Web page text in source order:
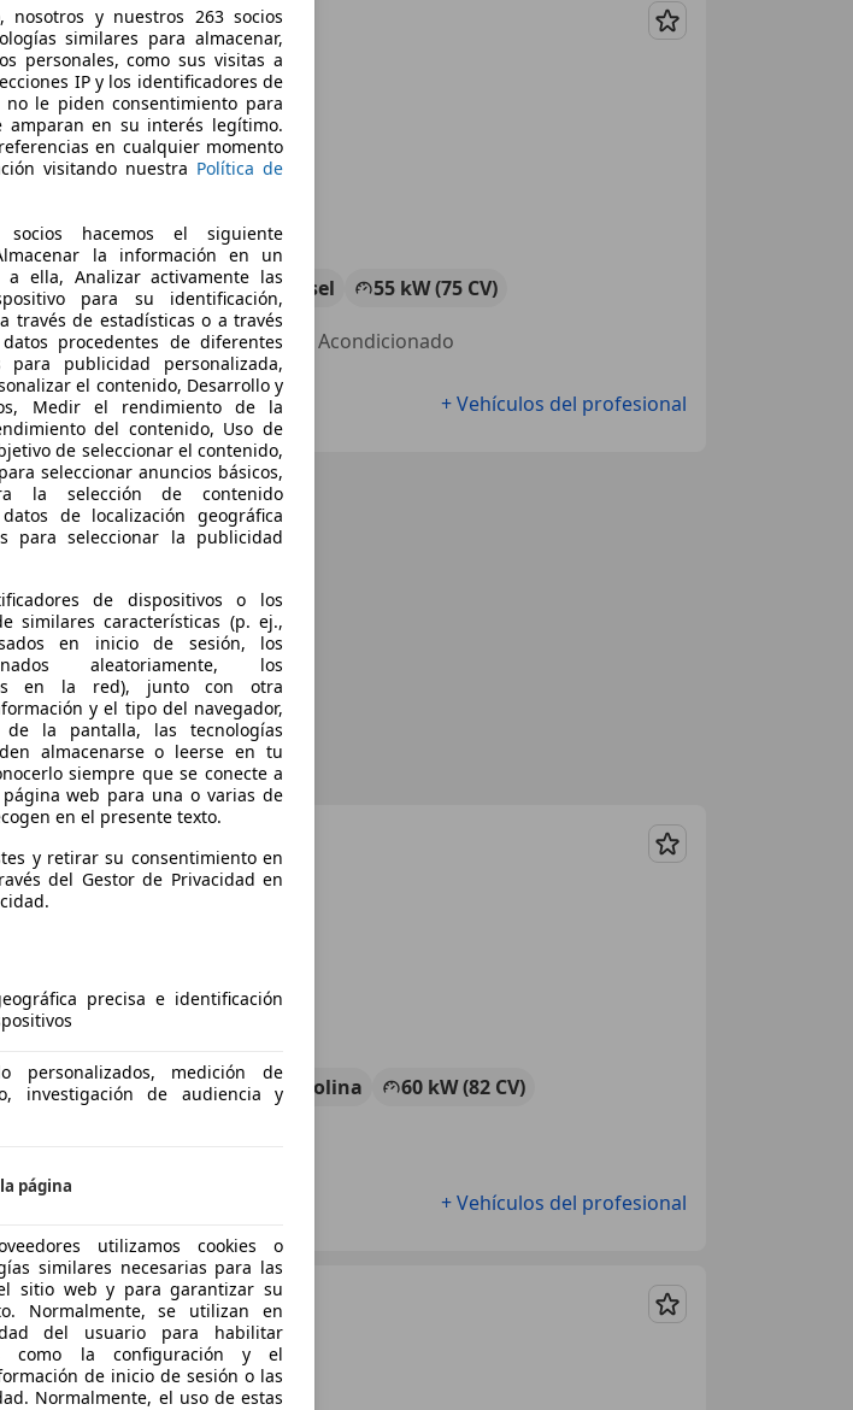
Guardar
€ 8.570 Buenprecio
01/2018 77.466 km Diésel
55 kW (75 CV)
Elevalunas eléctrico, Aire Acondicionado
+ Vehículos del profesional
Guardar
01/2022 17.336 km Gasolina
60 kW (82 CV)
financiación!
+ Vehículos del profesional
Guardar
€ 8.700 Buenprecio
nosotros y nuestros 263 socios
similares para almacenar,
personales, como sus visitas a
IP y los identificadores de
no le piden consentimiento para
amparan en su interés legítimo.
en cualquier momento
visitando nuestra Política de
hacemos el siguiente
la información en un
a ella, Analizar activamente las
para su identificación,
través de estadísticas o a través
procedentes de diferentes
publicidad personalizada,
el contenido, Desarrollo y
Medir el rendimiento de la
del contenido, Uso de
de seleccionar el contenido,
seleccionar anuncios básicos,
la selección de contenido
de localización geográfica
para seleccionar la publicidad
de dispositivos o los
similares características (p. ej.,
en inicio de sesión, los
aleatoriamente, los
en la red), junto con otra
y el tipo del navegador,
la pantalla, las tecnologías
almacenarse o leerse en tu
siempre que se conecte a
web para una o varias de
en el presente texto.
y retirar su consentimiento en
del Gestor de Privacidad en
precisa e identificación
personalizados, medición de
investigación de audiencia y
página
utilizamos cookies o
similares necesarias para las
sitio web y para garantizar su
Normalmente, se utilizan en
del usuario para habilitar
como la configuración y el
de inicio de sesión o las
Normalmente, el uso de estas